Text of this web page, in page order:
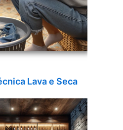
Lava e Seca